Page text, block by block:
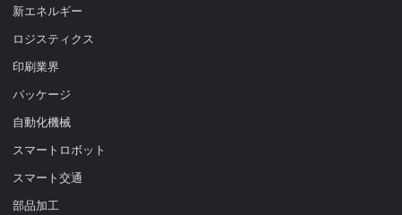
新エネルギー
ロジスティクス
印刷業界
パッケージ
自動化機械
スマートロボット
スマート交通
部品加工